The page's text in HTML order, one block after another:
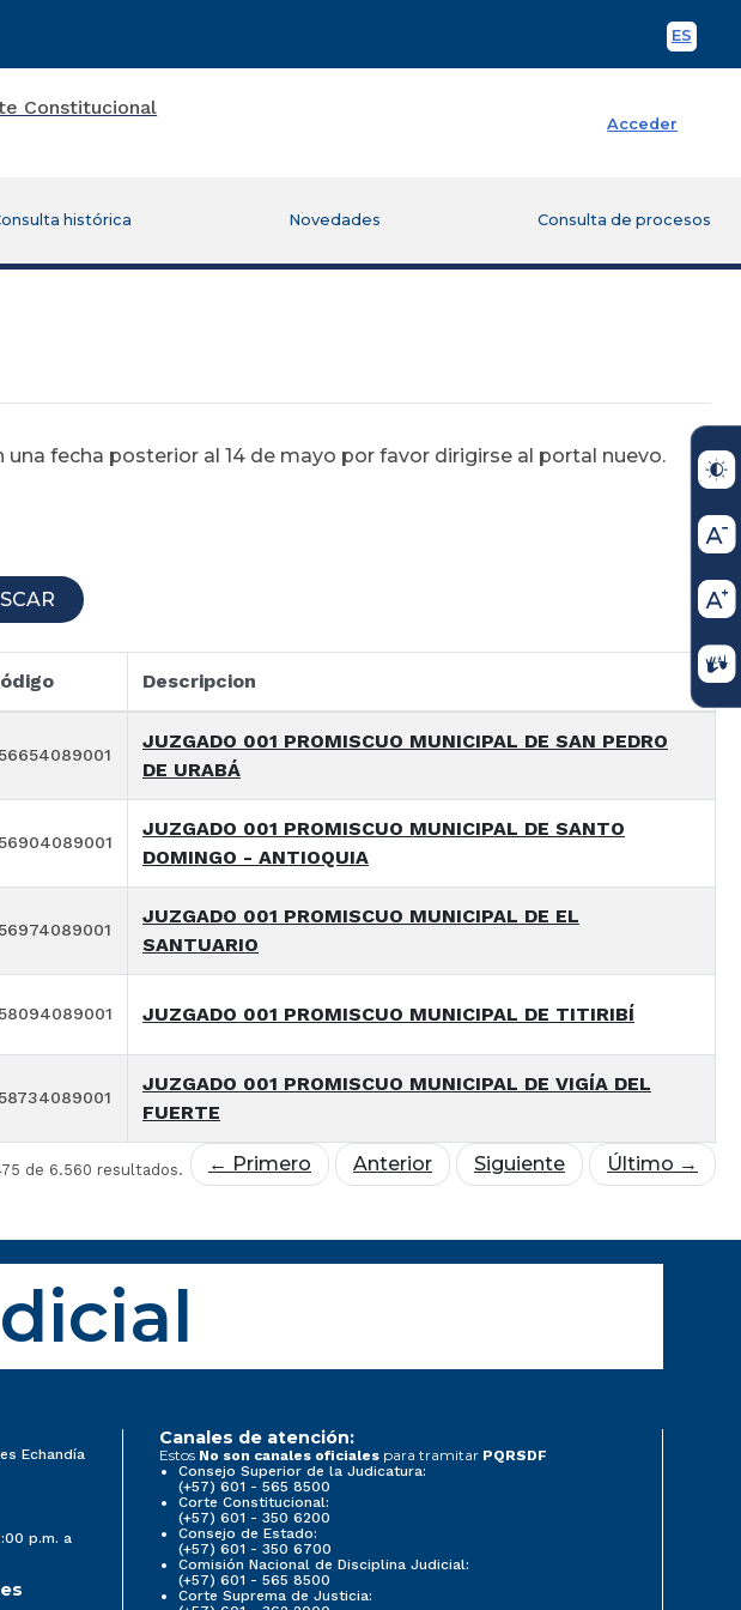
ES
Acceder
histórica Novedades Consulta de procesos
fecha posterior al 14 de mayo por favor dirigirse al portal nuevo.
Descripcion
JUZGADO 001 PROMISCUO MUNICIPAL DE SAN PEDRO
DE URABÁ
JUZGADO 001 PROMISCUO MUNICIPAL DE SANTO
DOMINGO - ANTIOQUIA
JUZGADO 001 PROMISCUO MUNICIPAL DE EL
SANTUARIO
JUZGADO 001 PROMISCUO MUNICIPAL DE TITIRIBÍ
JUZGADO 001 PROMISCUO MUNICIPAL DE VIGÍA DEL
FUERTE
de 6.560 resultados. ← Primero Anterior Siguiente Último →
Echandía
p.m. a
Canales de atención:
Estos No son canales oficiales para tramitar PQRSDF
Consejo Superior de la Judicatura:
(+57) 601 - 565 8500
Corte Constitucional:
(+57) 601 - 350 6200
Consejo de Estado:
(+57) 601 - 350 6700
Comisión Nacional de Disciplina Judicial:
(+57) 601 - 565 8500
Corte Suprema de Justicia: